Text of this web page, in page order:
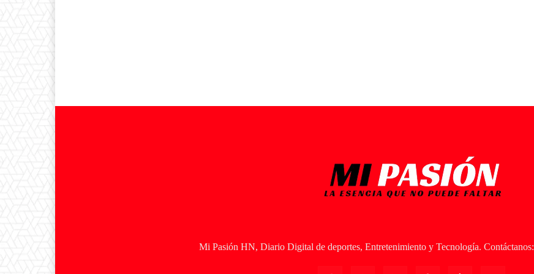
Mi Pasión HN, Diario Digital de deportes, Entretenimiento y Tecnología. Contáctanos: